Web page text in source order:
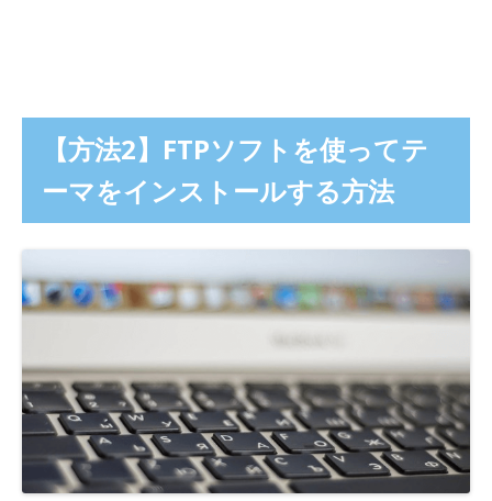
【方法2】FTPソフトを使ってテ
ーマをインストールする方法